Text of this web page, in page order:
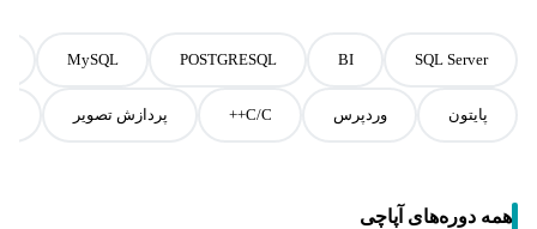
SQL Server
BI
POSTGRESQL
MySQL
پایتون وردپرس C/C++ پردازش تصویر
همه دوره‌های آپاچی